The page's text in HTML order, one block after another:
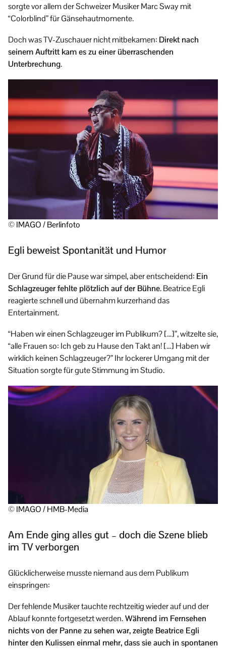
sorgte vor allem der Schweizer Musiker Marc Sway mit
“Colorblind” für Gänsehautmomente.
Doch was TV-Zuschauer nicht mitbekamen: Direkt nach
seinem Auftritt kam es zu einer überraschenden
Unterbrechung.
© IMAGO / Berlinfoto
Egli beweist Spontanität und Humor
Der Grund für die Pause war simpel, aber entscheidend: Ein
Schlagzeuger fehlte plötzlich auf der Bühne. Beatrice Egli
reagierte schnell und übernahm kurzerhand das
Entertainment.
“Haben wir einen Schlagzeuger im Publikum? […]”, witzelte sie,
“alle Frauen so: Ich geb zu Hause den Takt an! […] Haben wir
wirklich keinen Schlagzeuger?” Ihr lockerer Umgang mit der
Situation sorgte für gute Stimmung im Studio.
© IMAGO / HMB-Media
Am Ende ging alles gut – doch die Szene blieb
im TV verborgen
Glücklicherweise musste niemand aus dem Publikum
einspringen:
Der fehlende Musiker tauchte rechtzeitig wieder auf und der
Ablauf konnte fortgesetzt werden.Während im Fernsehen
nichts von der Panne zu sehen war, zeigte Beatrice Egli
hinter den Kulissen einmal mehr, dass sie auch in spontanen